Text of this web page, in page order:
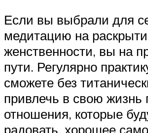
Если вы выбрали для
медитацию на
женственности, вы на
пути. Регулярно
сможете без
привлечь в свою жизнь
отношения, которые
радовать, хорошее